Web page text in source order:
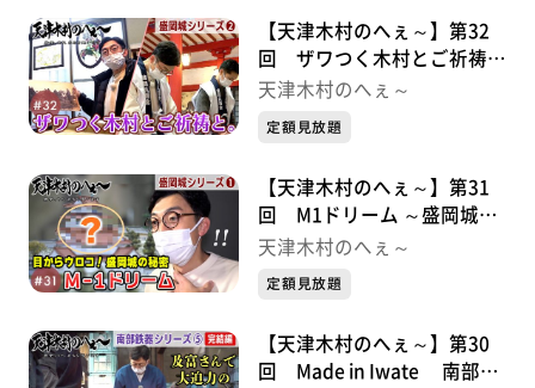
【天津木村のへぇ～】第32
回 ザワつく木村とご祈祷
と。 盛岡城シリーズ②
天津木村のへぇ～
定額見放題
【天津木村のへぇ～】第31
回 M1ドリーム ～盛岡城シ
リーズ①
天津木村のへぇ～
定額見放題
【天津木村のへぇ～】第30
回 Made in Iwate 南部鉄